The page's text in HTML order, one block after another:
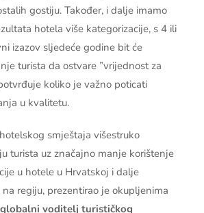
gostiju. Također, i dalje imamo
hotela više kategorizacije, s 4 ili
izazov sljedeće godine bit će
turista da ostvare ”vrijednost za
koliko je važno poticati
u kvalitetu.
smještaja višestruko
turista uz značajno manje korištenje
u hotele u Hrvatskoj i dalje
regiju, prezentirao je okupljenima
voditelj turističkog